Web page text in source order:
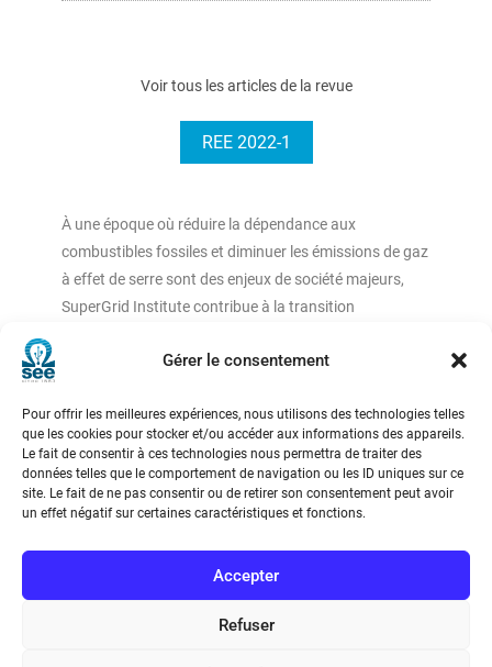
Gérer le consentement
Pour offrir les meilleures expériences, nous utilisons des technologies telles
que les cookies pour stocker et/ou accéder aux informations des appareils.
Le fait de consentir à ces technologies nous permettra de traiter des
données telles que le comportement de navigation ou les ID uniques sur ce
site. Le fait de ne pas consentir ou de retirer son consentement peut avoir
un effet négatif sur certaines caractéristiques et fonctions.
Accepter
Refuser
Voir tous les articles de la revue
REE 2022-1
À une époque où réduire la dépendance aux
combustibles fossiles et diminuer les émissions de gaz
à effet de serre sont des enjeux de société majeurs,
SuperGrid Institute contribue à la transition
nécessaires au réseau électrique du futur et à
Associant des experts industriels et académiques,
l’Institut innove autour des technologies en courant
continu haute et moyenne tension.